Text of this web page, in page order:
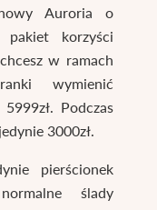
Auroria o
korzyści
w ramach
wymienić
Podczas
3000zł.
pierścionek
ślady